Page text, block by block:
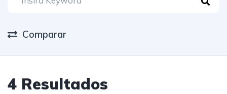
Comparar
4 Resultados